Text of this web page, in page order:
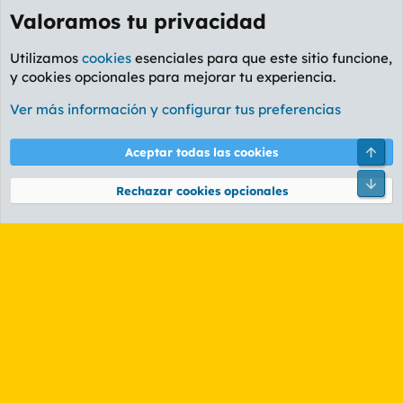
Foro General
Cookies
PL OLDSTYLE AMARILLO
Términos y reglas Política de privacidad Ayuda
Community platform by XenForo® © 2010-2026 XenForo Ltd.
Valoramos tu privacidad
Utilizamos cookies esenciales para que este sitio funcione,
y cookies opcionales para mejorar tu experiencia.
Ver más información y configurar tus preferencias
Aceptar todas las cookies
Rechazar cookies opcionales
Pie